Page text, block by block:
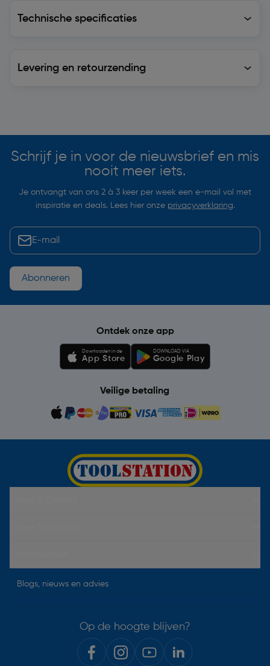
Technische specificaties
Levering en retourzending
Schrijf je in voor de nieuwsbrief en mis
nooit meer iets.
Je ontvangt van ons 2 à 3 keer per week een e-mail vol met
inspiratie en deals. Lees hier onze privacyverklaring.
Abonneren
Ontdek onze app
Downloaden in de
App Store
DOWNLOAD VIA
Google Play
Veilige betaling
Blogs, nieuws en advies
Op de hoogte blijven?